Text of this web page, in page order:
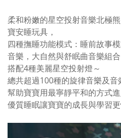
柔和粉嫩的星空投射音樂北極
寶安睡玩具，
四種撫睡功能模式：睡前故事
音樂，大自然與舒眠曲音樂組合
搭配4種美麗星空投射燈～
總共超過100種的旋律音樂及音
幫助寶寶用最寧靜平和的方式進
優質睡眠讓寶寶的成長與學習更